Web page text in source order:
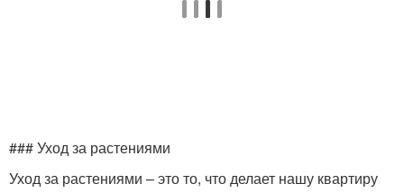
### Уход за растениями
Уход за растениями – это то, что делает нашу квартиру